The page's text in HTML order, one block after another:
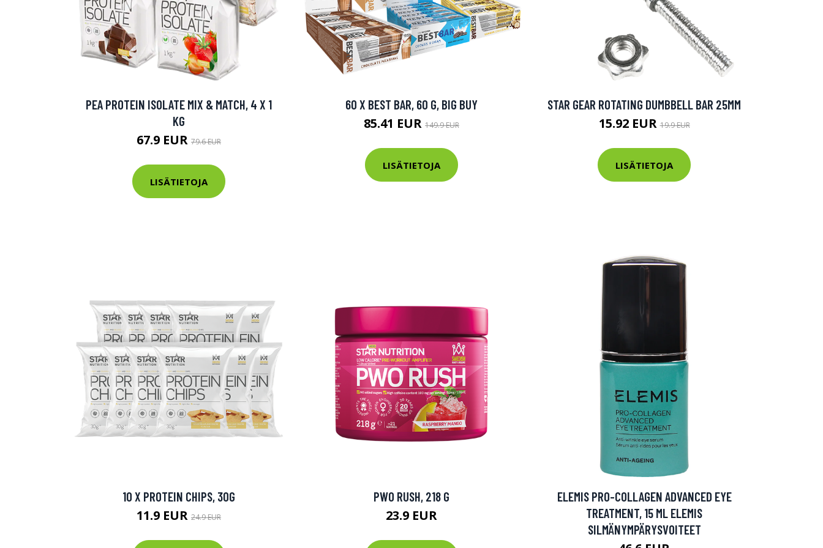
PEA PROTEIN ISOLATE MIX & MATCH, 4 X 1
KG
67.9 EUR 79.6 EUR
LISÄTIETOJA
60 X BEST BAR, 60 G, BIG BUY
85.41 EUR 149.9 EUR
LISÄTIETOJA
STAR GEAR ROTATING DUMBBELL BAR 25MM
15.92 EUR19.9 EUR
LISÄTIETOJA
10 X PROTEIN CHIPS, 30G
11.9 EUR 24.9 EUR
PWO RUSH, 218 G
23.9 EUR
ELEMIS PRO-COLLAGEN ADVANCED EYE
TREATMENT, 15 ML ELEMIS
SILMÄNYMPÄRYSVOITEET